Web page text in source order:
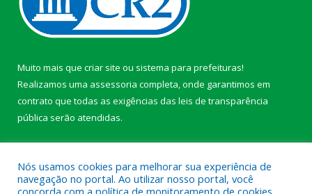
Muito mais que criar site ou sistema para prefeituras!
Realizamos uma assessoria completa, onde garantimos em
contrato que todas as exigências das leis de transparência
pública serão atendidas.
Nós usamos cookies para melhorar sua experiência de
navegação no portal. Ao utilizar nosso portal, você
concorda com a política de monitoramento de cookies.